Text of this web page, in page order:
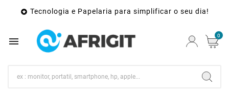
 Tecnologia e Papelaria para simplificar o seu dia!
 0